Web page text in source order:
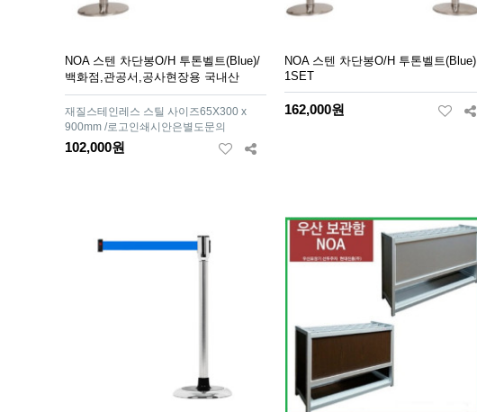
NOA 스텐 차단봉O/H 투톤벨트(Blue)/
백화점,관공서,공사현장용 국내산
재질스테인레스 스틸 사이즈65X300 x
900mm /로고인쇄시안은별도문의
102,000원
NOA 스텐 차단봉O/H 투톤벨트(Blue)
1SET
162,000원